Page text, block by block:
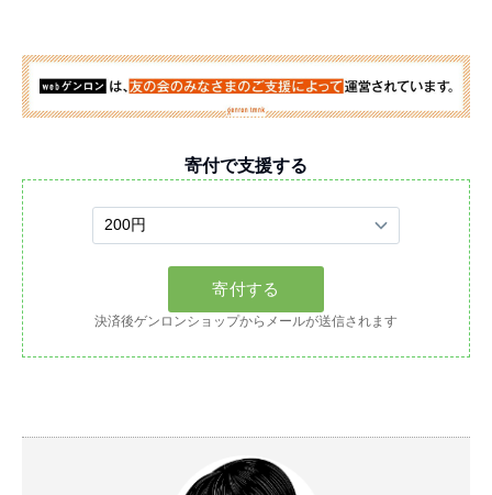
寄付で支援する
決済後ゲンロンショップからメールが送信されます